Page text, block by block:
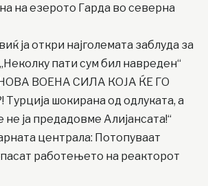
на езерото Гарда во северна
ја откри најголемата заблуда за
пати сум бил навреден“
ВОЕНА СИЛА КОЈА ЌЕ ГО
шокирана од одлуката, а
не ја предадовме Алијансата!“
централа: Потопуваат
работењето на реакторот